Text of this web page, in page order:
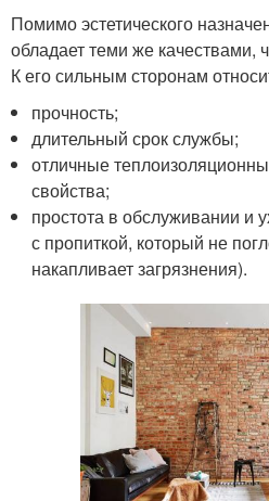
Помимо эстетического
обладает теми же качествами,
К его сильным сторонам
прочность;
длительный срок службы;
отличные
свойства;
простота в обслуживании и
с пропиткой, который не
накапливает загрязнения).